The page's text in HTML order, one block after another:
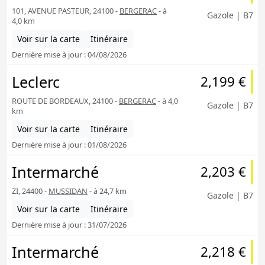
101, AVENUE PASTEUR, 24100 - BERGERAC- à
4,0 km
Voir sur la carte Itinéraire
Dernière mise à jour : 04/08/2026
Gazole | B7
Leclerc
ROUTE DE BORDEAUX, 24100 - BERGERAC- à 4,0
km
Voir sur la carte Itinéraire
Dernière mise à jour : 01/08/2026
2,199 €
Gazole | B7
Intermarché
ZI, 24400 - MUSSIDAN - à 24,7 km
Voir sur la carte Itinéraire
Dernière mise à jour : 31/07/2026
2,203 €
Gazole | B7
Intermarché 2,218 €